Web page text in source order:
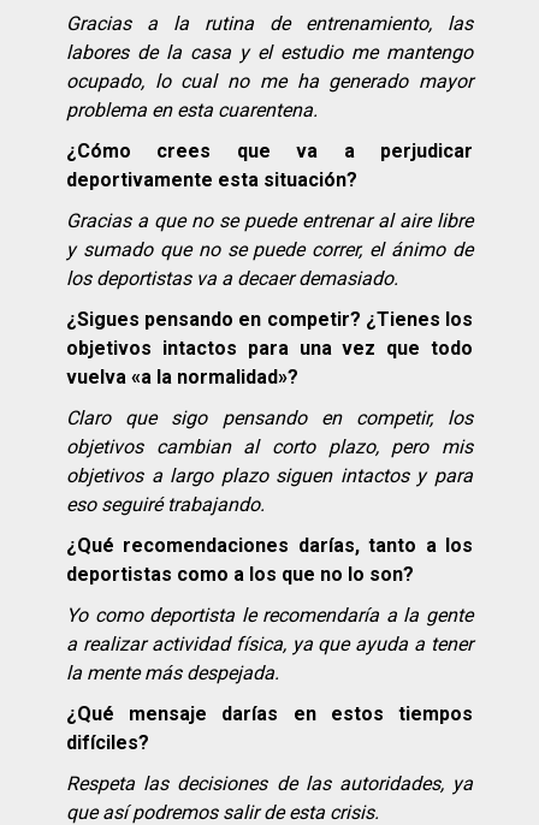
Gracias a la rutina de entrenamiento, las
labores de la casa y el estudio me mantengo
ocupado, lo cual no me ha generado mayor
problema en esta cuarentena.
¿Cómo crees que va a perjudicar
deportivamente esta situación?
Gracias a que no se puede entrenar al aire libre
y sumado que no se puede correr, el ánimo de
los deportistas va a decaer demasiado.
¿Sigues pensando en competir? ¿Tienes los
objetivos intactos para una vez que todo
vuelva «a la normalidad»?
Claro que sigo pensando en competir, los
objetivos cambian al corto plazo, pero mis
objetivos a largo plazo siguen intactos y para
eso seguiré trabajando.
¿Qué recomendaciones darías, tanto a los
deportistas como a los que no lo son?
Yo como deportista le recomendaría a la gente
a realizar actividad física, ya que ayuda a tener
la mente más despejada.
¿Qué mensaje darías en estos tiempos
difíciles?
Respeta las decisiones de las autoridades, ya
que así podremos salir de esta crisis.